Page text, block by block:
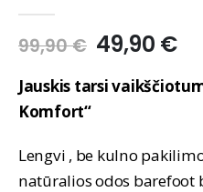
99,90€ Original
price
was:
49,90 €
is:
Jauskis tarsi
Komfort“
Lengvi , be kulno
natūralios odos